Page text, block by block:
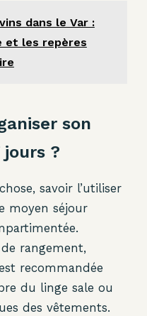
dans le Var :
et les repères
son
jours ?
savoir l’utiliser
moyen séjour
rangement,
recommandée
du linge sale ou
des vêtements.